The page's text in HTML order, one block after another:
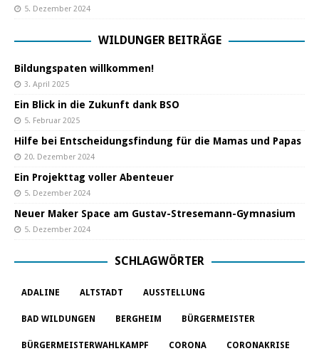
5. Dezember 2024
WILDUNGER BEITRÄGE
Bildungspaten willkommen!
3. April 2025
Ein Blick in die Zukunft dank BSO
5. Februar 2025
Hilfe bei Entscheidungsfindung für die Mamas und Papas
20. Dezember 2024
Ein Projekttag voller Abenteuer
5. Dezember 2024
Neuer Maker Space am Gustav-Stresemann-Gymnasium
5. Dezember 2024
SCHLAGWÖRTER
ADALINE ALTSTADT AUSSTELLUNG
BAD WILDUNGEN BERGHEIM BÜRGERMEISTER
BÜRGERMEISTERWAHLKAMPF CORONA CORONAKRISE